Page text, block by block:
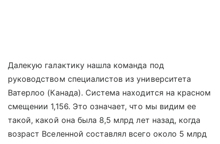
Далекую галактику нашла команда под
руководством специалистов из университета
Ватерлоо (Канада). Система находится на красном
смещении 1,156. Это означает, что мы видим ее
такой, какой она была 8,5 млрд лет назад, когда
возраст Вселенной составлял всего около 5 млрд